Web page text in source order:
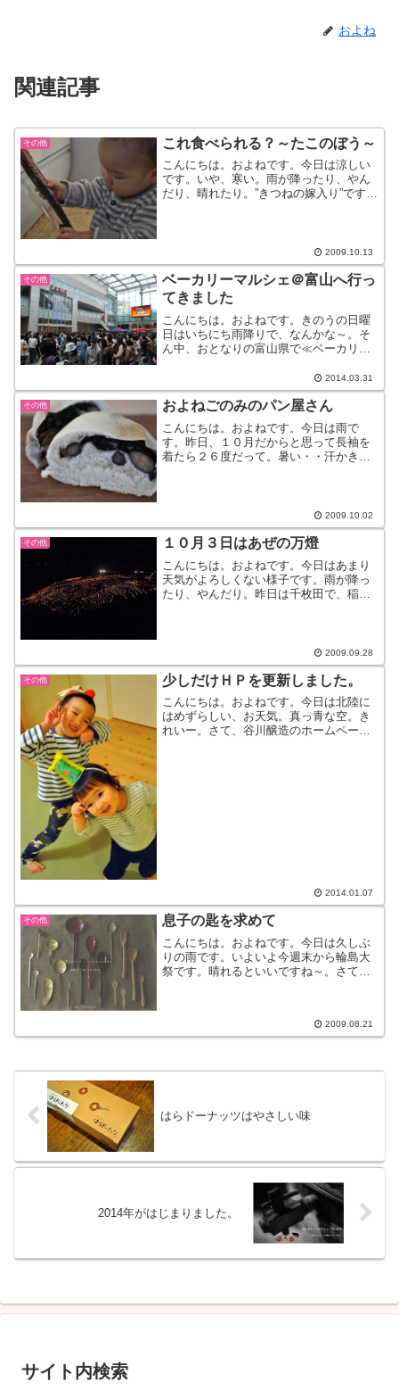
およね
関連記事
その他 これ食べられる？～たこのぼう～
こんにちは。およねです。今日は涼しい
です。いや、寒い。雨が降ったり、やん
だり、晴れたり。”きつねの嫁入り”です。
2009.10.13
その他
ベーカリーマルシェ＠富山へ行っ
てきました
こんにちは。およねです。きのうの日曜
日はいちにち雨降りで、なんかな～。そ
ん中、おとなりの富山県で≪ベーカリー
たので、あそびに行ってきました。富山
は金沢からだと1時間もかからないぐら
い。近いのです。輪島へ行...
2014.03.31
その他 およねごのみのパン屋さん
こんにちは。およねです。今日は雨で
す。昨日、１０月だからと思って長袖を
着たら２６度だって。暑い・・汗かきま
り”丹波の黒豆パン”黒豆ゴロ...
2009.10.02
その他 １０月３日はあぜの万燈
こんにちは。およねです。今日はあまり
天気がよろしくない様子です。雨が降っ
たり、やんだり。昨日は千枚田で、稲刈
ントがあります。ぜひ、輪島... 2009.09.28
その他 少しだけＨＰを更新しました。
こんにちは。およねです。今日は北陸に
はめずらしい、お天気。真っ青な空。き
れいー。さて、谷川醸造のホームページ
2014.01.07
その他 息子の匙を求めて
こんにちは。およねです。今日は久しぶ
りの雨です。いよいよ今週末から輪島大
祭です。晴れるといいですね～。さて、
2009.08.21
はらドーナッツはやさしい味
2014年がはじまりました。
サイト内検索